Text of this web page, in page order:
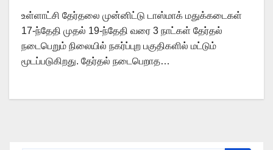
உள்ளாட்சி தேர்தலை முன்னிட்டு டாஸ்மாக் மதுக்கடைகள்
17-ந்தேதி முதல் 19-ந்தேதி வரை 3 நாட்கள் தேர்தல்
நடைபெறும் நிலையில் நகர்ப்புற பகுதிகளில் மட்டும்
மூடப்படுகிறது. தேர்தல் நடைபெறாத…